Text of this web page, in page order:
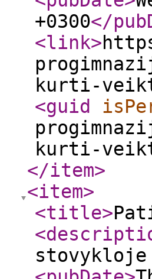
+0300</
<link>
kurti-
<guid
kurti-
</item>
<item>
<title>
stovykloje